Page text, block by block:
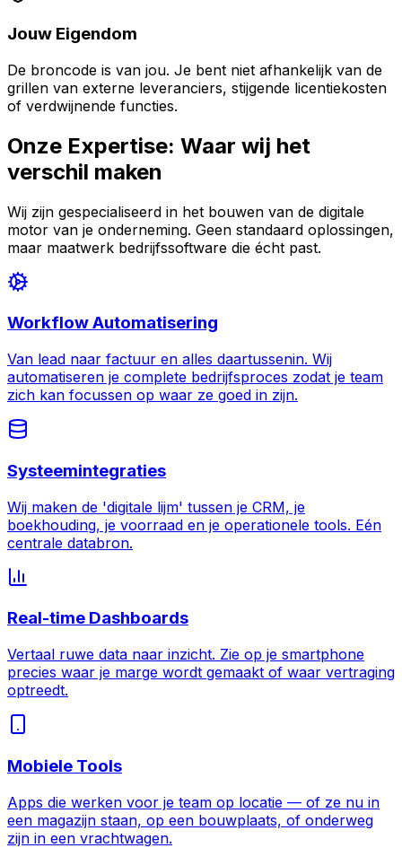
Jouw Eigendom
De broncode is van jou. Je bent niet afhankelijk van de
grillen van externe leveranciers, stijgende licentiekosten
of verdwijnende functies.
Onze Expertise: Waar wij het
verschil maken
Wij zijn gespecialiseerd in het bouwen van de digitale
motor van je onderneming. Geen standaard oplossingen,
maar maatwerk bedrijfssoftware die écht past.
Workflow Automatisering
Van lead naar factuur en alles daartussenin. Wij
automatiseren je complete bedrijfsproces zodat je team
zich kan focussen op waar ze goed in zijn.
Systeemintegraties
Wij maken de 'digitale lijm' tussen je CRM, je
boekhouding, je voorraad en je operationele tools. Eén
centrale databron.
Real-time Dashboards
Vertaal ruwe data naar inzicht. Zie op je smartphone
precies waar je marge wordt gemaakt of waar vertraging
optreedt.
Mobiele Tools
Apps die werken voor je team op locatie — of ze nu in
een magazijn staan, op een bouwplaats, of onderweg
zijn in een vrachtwagen.